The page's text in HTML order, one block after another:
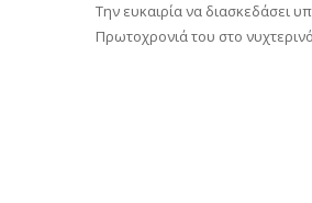
Την ευκαιρία να διασκεδάσει
Πρωτοχρονιά του στο